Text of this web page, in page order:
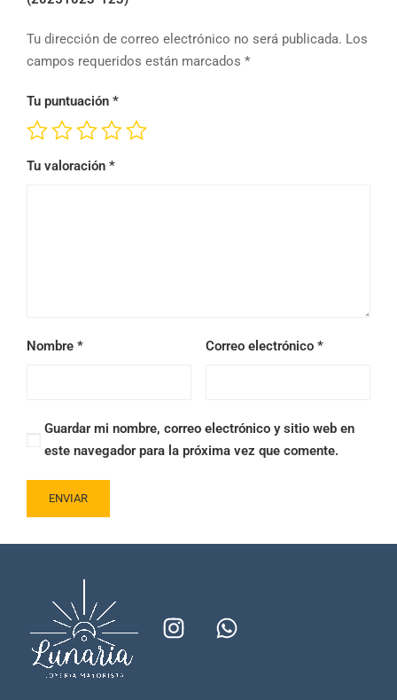
Tu dirección de correo electrónico no será publicada. Los
campos requeridos están marcados *
Tu puntuación *
Tu valoración *
Nombre * Correo electrónico *
Guardar mi nombre, correo electrónico y sitio web en
este navegador para la próxima vez que comente.